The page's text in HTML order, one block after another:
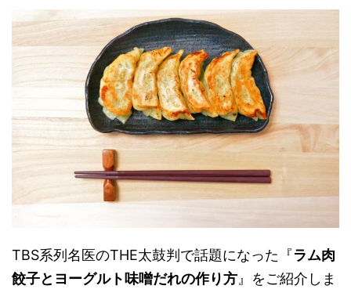
TBS系列名医のTHE太鼓判で話題になった『ラム肉
餃子とヨーグルト味噌だれの作り方 』をご紹介しま